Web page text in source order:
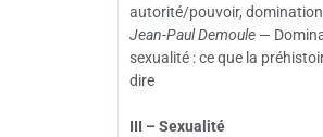
autorité/pouvoir, domination
Jean-Paul Demoule—
sexualité : ce que la
dire
III – Sexualité